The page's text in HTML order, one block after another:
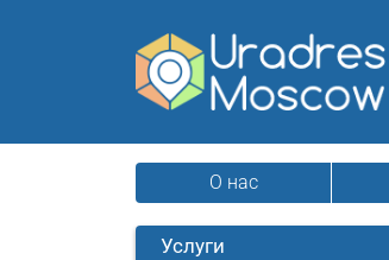
О нас
Услуги